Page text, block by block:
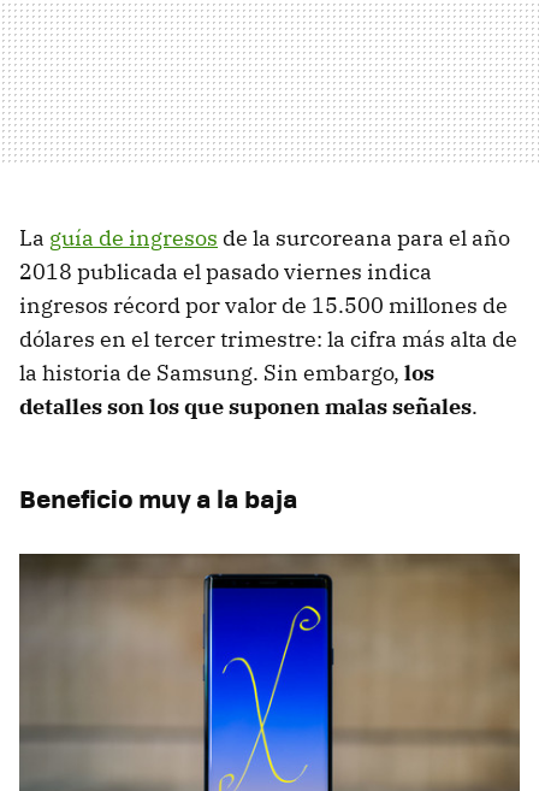
La guía de ingresos de la surcoreana para el año
2018 publicada el pasado viernes indica
ingresos récord por valor de 15.500 millones de
dólares en el tercer trimestre: la cifra más alta de
la historia de Samsung. Sin embargo, los
detalles son los que suponen malas señales.
Beneficio muy a la baja